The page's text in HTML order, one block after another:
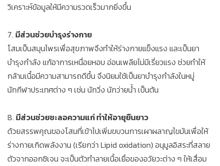
วิเคราะห์ข้อมูลให้มีความรวดเร็วมากยิ่งขึ้น
7. มีส่วนช่วยบำรุงร่างกาย
โสมเป็นสมุนไพรเพื่อสุขภาพจึงทำให้ร่างกายแข็งแรง และเป็นยา
บำรุงกำลัง แก้อาการเหนื่อยหอบ อ่อนเพลียไม่มีเรี่ยวแรง ช่วยทำให้
กล้ามเนื้อมีความสามารถดีขึ้น จึงนิยมใช้เป็นยาบำรุงกำลังในหมู่
นักกีฬาประเทศต่าง ๆ เช่น นักวิ่ง นักว่ายน้ำ เป็นต้น
8. มีส่วนช่วยชะลอความแก่ ทำให้อายุยืนยาว
ด้วยสรรพคุณของโสมที่เข้าไปเพิ่มขบวนการเผาผลาญไขมันเพื่อให้
ร่างกายเกิดพลังงาน (เรียกว่า Lipid oxidation) อนุมูลอิสระที่สลาย
ตัวจากออกซิเจน จะเป็นตัวทำลายเนื้อเยื่อของอวัยวะต่าง ๆ ให้เสื่อม